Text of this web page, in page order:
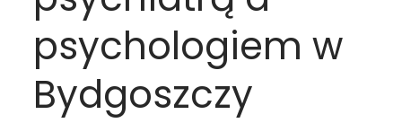
psychologiem w
Bydgoszczy